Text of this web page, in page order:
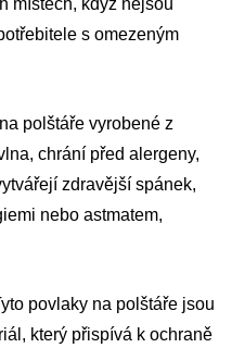
místech, když nejsou
s omezeným
polštáře vyrobené z
chrání před alergeny,
zdravější spánek,
nebo astmatem,
povlaky na polštáře jsou
který přispívá k ochraně